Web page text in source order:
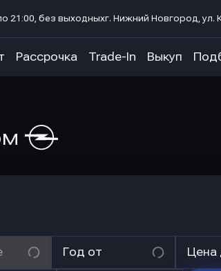
21:00, без выходныхг. Нижний Новгород, ул.
Рассрочка Trade-In Выкуп
Год от Цена